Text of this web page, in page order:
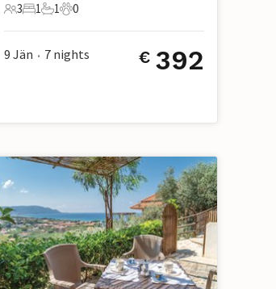
3 Gäste
3
1 Schlafzimmer
1
1 Badezimmer
1
0 Haustiere
0
9 Jän • 7 nights € 392